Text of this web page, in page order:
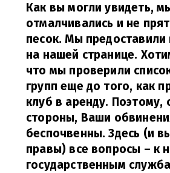
Как вы могли увидеть,
отмалчивались и не
песок. Мы
на нашей странице.
что мы проверили
групп еще до того, как
клуб в аренду. Поэтому,
стороны, Ваши
беспочвенны. Здесь (и
правы) все вопросы – к
государственным